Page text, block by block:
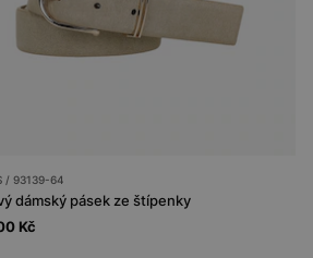
/ 93139-64
dámský pásek ze štípenky
Kč